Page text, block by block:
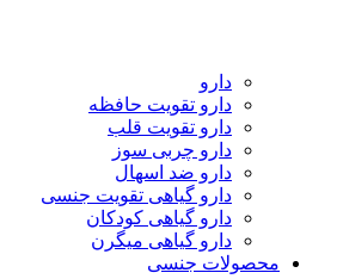
دارو
دارو تقویت حافظه
دارو تقویت قلب
دارو چربی سوز
دارو ضد اسهال
دارو گیاهی تقویت جنسی
دارو گیاهی کودکان
دارو گیاهی میگرن
محصولات جنسی